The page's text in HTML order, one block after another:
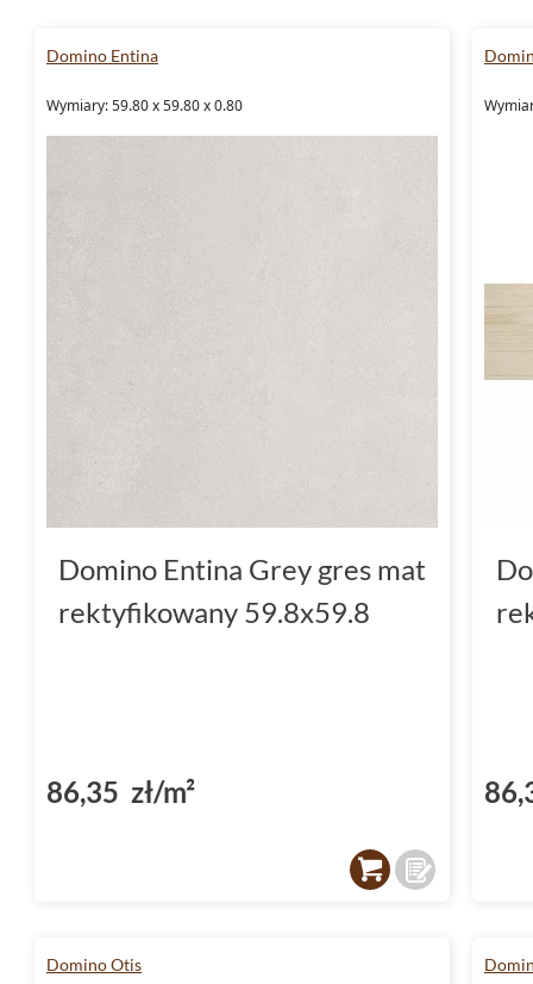
Domino Entina
Wymiary: 59.80 x 59.80 x 0.80
Domino Entina Grey gres mat
rektyfikowany 59.8x59.8
86,35 zł/m²
Domino Otis